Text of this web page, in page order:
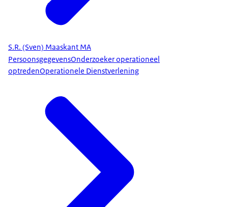
S.R. (Sven) Maaskant MA
PersoonsgegevensOnderzoeker operationeel
optredenOperationele Dienstverlening